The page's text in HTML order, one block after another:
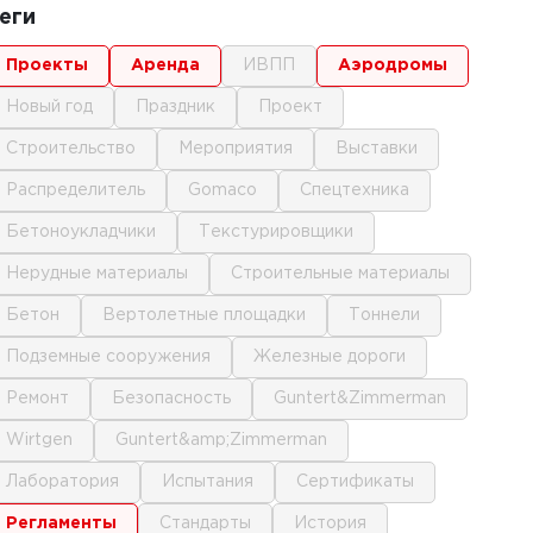
проекты аренда ИВПП аэродромы
новый год праздник проект
строительство мероприятия выставки
распределитель gomaco спецтехника
бетоноукладчики текстурировщики
нерудные материалы строительные материалы
бетон вертолетные площадки тоннели
подземные сооружения железные дороги
ремонт безопасность Guntert&Zimmerman
Wirtgen Guntert&amp;Zimmerman
лаборатория испытания сертификаты
регламенты стандарты история